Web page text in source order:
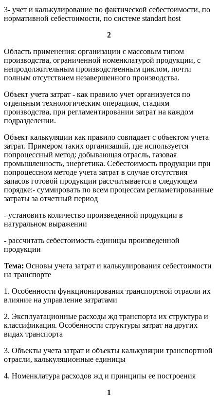
3- учет и калькулирование по фактической себестоимости, по
нормативной себестоимости, по системе standart host
2
Область применения: организации с массовым типом
производства, ограниченной номенклатурой продукции, с
непродолжительным производственным циклом, почти
полным отсутствием незавершенного производства.
Объект учета затрат - как правило учет организуется по
отдельным технологическим операциям, стадиям
производства, при регламентировании затрат на каждом
подразделении.
Объект калькуляции как правило совпадает с объектом учета
затрат. Примером таких организаций, где используется
попроцессный метод: добывающая отрасль, газовая
промышленность, энергетика. Себестоимость продукции при
попроцессном методе учета затрат в случае отсутствия
запасов готовой продукции рассчитывается в следующем
порядке:- суммировать по всем процессам регламетированные
затраты за отчетный период
- установить количество произведенной продукции в
натуральном выражении
- рассчитать себестоимость единицы произведенной
продукции
Тема: Основы учета затрат и калькулирования себестоимости
на транспорте
1. Особенности функционирования транспортной отрасли их
влияние на управление затратами
2. Эксплуатационные расходы жд транспорта их структура и
классификация. Особенности структуры затрат на других
видах транспорта
3. Объекты учета затрат и объекты калькуляции транспортной
отрасли, калькуляционные единицы
4. Номенклатура расходов жд и принципы ее построения
1